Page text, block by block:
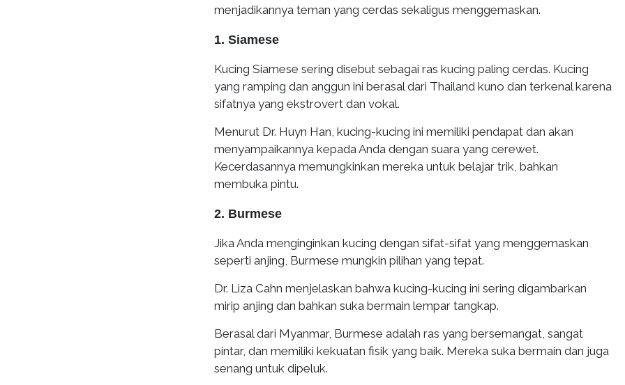
menjadikannya teman yang cerdas sekaligus menggemaskan.
1. Siamese
Kucing Siamese sering disebut sebagai ras kucing paling cerdas. Kucing
yang ramping dan anggun ini berasal dari Thailand kuno dan terkenal karena
sifatnya yang ekstrovert dan vokal.
Menurut Dr. Huyn Han, kucing-kucing ini memiliki pendapat dan akan
menyampaikannya kepada Anda dengan suara yang cerewet.
Kecerdasannya memungkinkan mereka untuk belajar trik, bahkan
membuka pintu.
2. Burmese
Jika Anda menginginkan kucing dengan sifat-sifat yang menggemaskan
seperti anjing, Burmese mungkin pilihan yang tepat.
Dr. Liza Cahn menjelaskan bahwa kucing-kucing ini sering digambarkan
mirip anjing dan bahkan suka bermain lempar tangkap.
Berasal dari Myanmar, Burmese adalah ras yang bersemangat, sangat
pintar, dan memiliki kekuatan fisik yang baik. Mereka suka bermain dan juga
senang untuk dipeluk.